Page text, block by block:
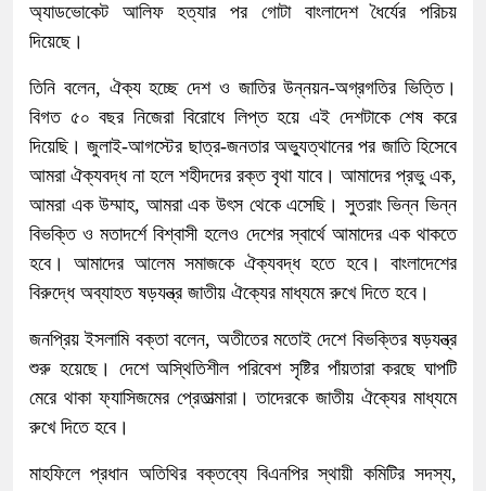
অ্যাডভোকেট আলিফ হত্যার পর গোটা বাংলাদেশ ধৈর্যের পরিচয়
দিয়েছে।
তিনি বলেন, ঐক্য হচ্ছে দেশ ও জাতির উন্নয়ন-অগ্রগতির ভিত্তি।
বিগত ৫০ বছর নিজেরা বিরোধে লিপ্ত হয়ে এই দেশটাকে শেষ করে
দিয়েছি। জুলাই-আগস্টের ছাত্র-জনতার অভ্যুত্থানের পর জাতি হিসেবে
আমরা ঐক্যবদ্ধ না হলে শহীদদের রক্ত বৃথা যাবে। আমাদের প্রভু এক,
আমরা এক উম্মাহ, আমরা এক উৎস থেকে এসেছি। সুতরাং ভিন্ন ভিন্ন
বিভক্তি ও মতাদর্শে বিশ্বাসী হলেও দেশের স্বার্থে আমাদের এক থাকতে
হবে। আমাদের আলেম সমাজকে ঐক্যবদ্ধ হতে হবে। বাংলাদেশের
বিরুদ্ধে অব্যাহত ষড়যন্ত্র জাতীয় ঐক্যের মাধ্যমে রুখে দিতে হবে।
জনপ্রিয় ইসলামি বক্তা বলেন, অতীতের মতোই দেশে বিভক্তির ষড়যন্ত্র
শুরু হয়েছে। দেশে অস্থিতিশীল পরিবেশ সৃষ্টির পাঁয়তারা করছে ঘাপটি
মেরে থাকা ফ্যাসিজমের প্রেতাত্মারা। তাদেরকে জাতীয় ঐক্যের মাধ্যমে
রুখে দিতে হবে।
মাহফিলে প্রধান অতিথির বক্তব্যে বিএনপির স্থায়ী কমিটির সদস্য,